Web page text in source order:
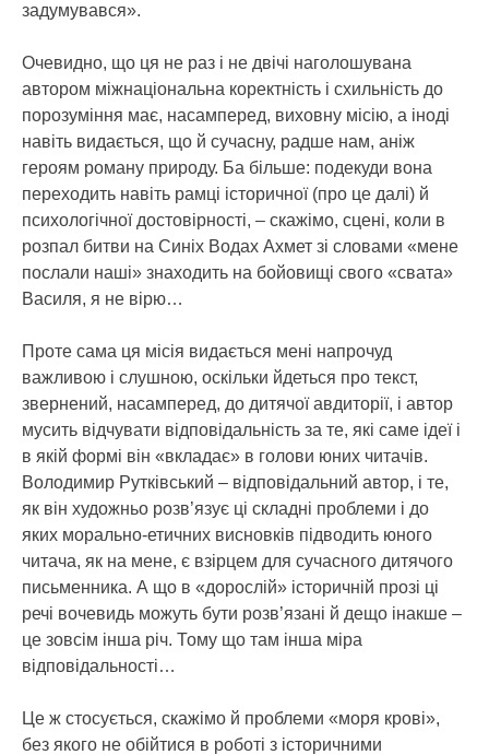
задумувався».
Очевидно, що ця не раз і не двічі наголошувана
автором міжнаціональна коректність і схильність до
порозуміння має, насамперед, виховну місію, а іноді
навіть видається, що й сучасну, радше нам, аніж
героям роману природу. Ба більше: подекуди вона
переходить навіть рамці історичної (про це далі) й
психологічної достовірності, – скажімо, сцені, коли в
розпал битви на Синіх Водах Ахмет зі словами «мене
послали наші» знаходить на бойовищі свого «свата»
Василя, я не вірю…
Проте сама ця місія видається мені напрочуд
важливою і слушною, оскільки йдеться про текст,
звернений, насамперед, до дитячої авдиторії, і автор
мусить відчувати відповідальність за те, які саме ідеї і
в якій формі він «вкладає» в голови юних читачів.
Володимир Рутківський – відповідальний автор, і те,
як він художньо розв’язує ці складні проблеми і до
яких морально-етичних висновків підводить юного
читача, як на мене, є взірцем для сучасного дитячого
письменника. А що в «дорослій» історичній прозі ці
речі вочевидь можуть бути розв’язані й дещо інакше –
це зовсім інша річ. Тому що там інша міра
відповідальності…
Це ж стосується, скажімо й проблеми «моря крові»,
без якого не обійтися в роботі з історичними